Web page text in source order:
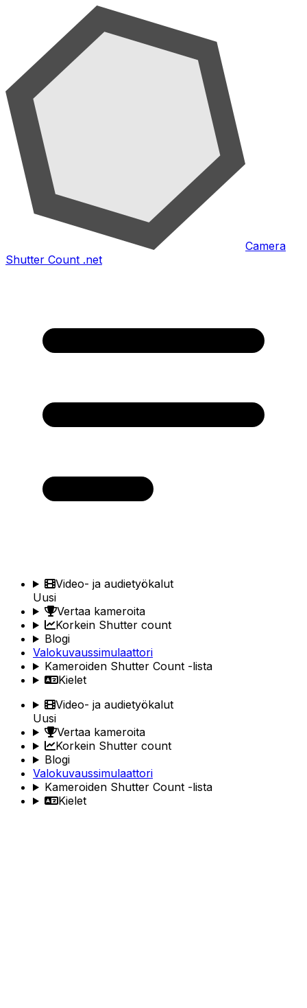
Camera
Shutter Count .net
Video- ja audietyökalut
Uusi
Vertaa kameroita
Korkein Shutter count
Blogi
Valokuvaussimulaattori
Kameroiden Shutter Count -lista
Kielet
Video- ja audietyökalut
Uusi
Vertaa kameroita
Korkein Shutter count
Blogi
Valokuvaussimulaattori
Kameroiden Shutter Count -lista
Kielet